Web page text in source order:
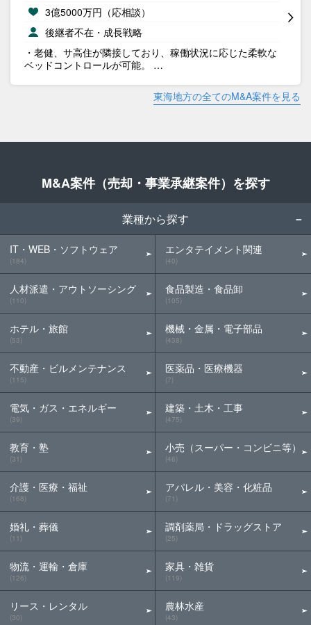
3億5000万円（応相談）
後継者不在・成長戦略
・老健、サ高住が隣接しており、稼働状況に応じた柔軟な
ベッドコントロールが可能。 …
東海地方の全てのM&A案件を見る
M&A案件（売却・事業承継案件）を探す
業種から探す
IT・WEB・ソフトウェア
(184)
人材派遣・アウトソーシング
(110)
ホテル・旅館
(53)
不動産・ビルメンテナンス
(115)
電気・ガス・エネルギー
(39)
教育・塾
(31)
介護・医療・福祉
(168)
婚礼・葬儀
(11)
物流・運輸・倉庫
(126)
リース・レンタル
(30)
エンタテイメント関連
(40)
食品製造・食品卸
(105)
機械・金属・電子部品
(438)
医薬品・医療機器
(7)
建築・土木・工事
(475)
小売（スーパー・コンビニ等）
(46)
アパレル・美容・化粧品
(71)
調剤薬局・ドラッグストア
(25)
家具・雑貨
(119)
農林水産
(43)